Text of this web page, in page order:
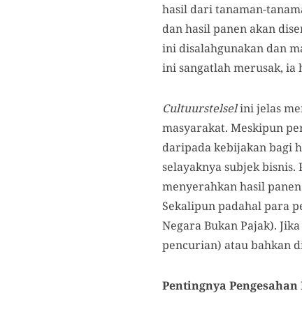
hasil dari tanaman-
dan hasil panen akan
ini disalahgunakan dan
ini sangatlah merusak, ia
Cultuurstelselini jelas
masyarakat. Meskipun
daripada kebijakan bagi
selayaknya subjek
menyerahkan hasil
Sekalipun padahal para
Negara Bukan Pajak).
pencurian) atau bahkan
Pentingnya